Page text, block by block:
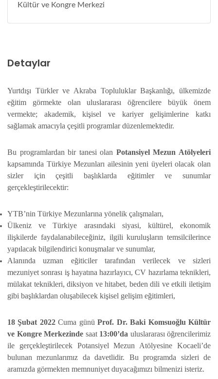
Kültür ve Kongre Merkezi
Detaylar
Yurtdışı Türkler ve Akraba Topluluklar Başkanlığı, ülkemizde
eğitim görmekte olan uluslararası öğrencilere büyük önem
vermekte; akademik, kişisel ve kariyer gelişimlerine katkı
sağlamak amacıyla çeşitli programlar düzenlemektedir.
Bu programlardan bir tanesi olan Potansiyel Mezun Atölyeleri
kapsamında Türkiye Mezunları ailesinin yeni üyeleri olacak olan
sizler için çeşitli başlıklarda eğitimler ve sunumlar
gerçekleştirilecektir:
YTB’nin Türkiye Mezunlarına yönelik çalışmaları,
Ülkeniz ve Türkiye arasındaki siyasi, kültürel, ekonomik
ilişkilerde faydalanabileceğiniz, ilgili kuruluşların temsilcilerince
yapılacak bilgilendirici konuşmalar ve sunumlar,
Alanında uzman eğiticiler tarafından verilecek ve sizleri
mezuniyet sonrası iş hayatına hazırlayıcı, CV hazırlama teknikleri,
mülakat teknikleri, diksiyon ve hitabet, beden dili ve etkili iletişim
gibi başlıklardan oluşabilecek kişisel gelişim eğitimleri,
18 Şubat 2022Cuma günüProf. Dr. Baki Komsuoğlu Kültür
ve Kongre Merkezinde saat 13:00’da uluslararası öğrencilerimiz
ile gerçekleştirilecek Potansiyel Mezun Atölyesine Kocaeli’de
bulunan mezunlarımız da davetlidir. Bu programda sizleri de
aramızda görmekten memnuniyet duyacağımızı bilmenizi isteriz.